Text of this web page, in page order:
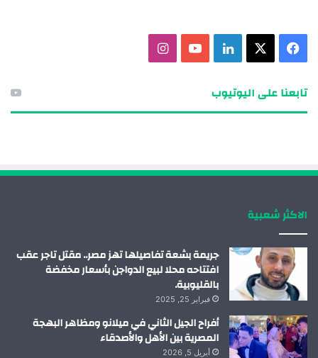
تابعنا على اليوتيوب
الاكثر شعبية
جريمة بشعة تفاصيلها تهز مصر.. مقتل تاجر عقب
افتتاحه محلا لبيع الدواجن بأسعار مخفضة
بالقليوبية.
فبراير 25, 2025
أفراح الجيل الثاني في ميلانو ومظاهر البهجة
المصرية بين الأهل والأصدقاء
أبريل 5, 2026